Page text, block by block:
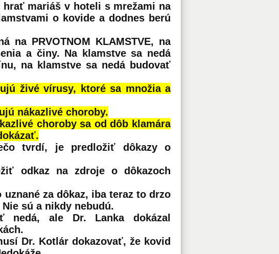
mariáš v hoteli s mrežami na
o kovide a dodnes berú
na PRVOTNOM KLAMSTVE, na
a činy. Na klamstve sa nedá
na klamstve sa nedá budovať
živé vírusy, ktoré sa množia a
nákazlivé choroby.
choroby sa od dôb klamára
tvrdí, je predložiť dôkazy o
odkaz na zdroje o dôkazoch
za dôkaz, iba teraz to drzo
sú a nikdy nebudú.
nedá, ale Dr. Lanka dokázal
Dr. Kotlár dokazovať, že kovid